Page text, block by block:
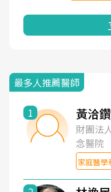
最多人推薦醫師
1 黃洽
財團法
念醫院
家庭醫學